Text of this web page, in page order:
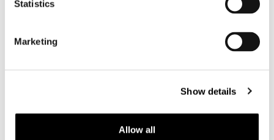
Statistics
Marketing
Show details
Allow all
Motorhelm heren
Motorlaarzen heren